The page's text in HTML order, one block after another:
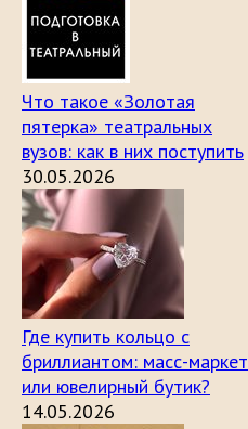
Что такое «Золотая
пятерка» театральных
вузов: как в них поступить
30.05.2026
Где купить кольцо с
бриллиантом: масс-маркет
или ювелирный бутик?
14.05.2026